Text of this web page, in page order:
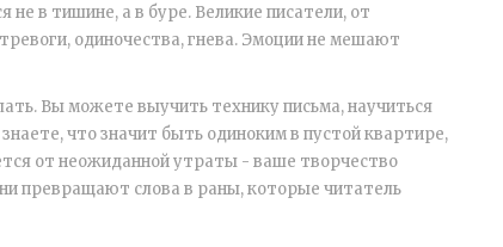
в тишине, а в буре. Великие писатели, от
одиночества, гнева. Эмоции не мешают
Вы можете выучить технику письма, научиться
что значит быть одиноким в пустой квартире,
от неожиданной утраты - ваше творчество
превращают слова в раны, которые читатель